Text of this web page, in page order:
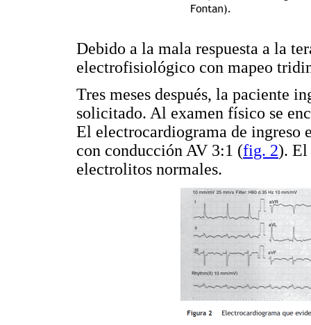
Debido a la mala respuesta a la
electrofisiológico con mapeo
Tres meses después, la paciente
solicitado. Al examen físico se
El electrocardiograma de ingreso
con conducción AV 3:1 (fig. 2). El
electrolitos normales.